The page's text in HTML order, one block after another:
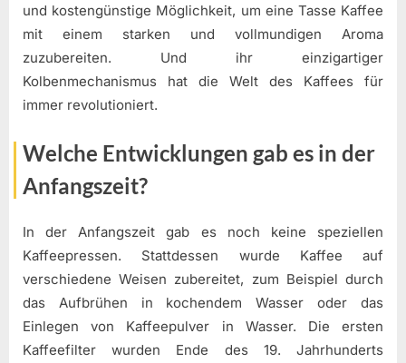
und kostengünstige Möglichkeit, um eine Tasse Kaffee
mit einem starken und vollmundigen Aroma
zuzubereiten. Und ihr einzigartiger
Kolbenmechanismus hat die Welt des Kaffees für
immer revolutioniert.
Welche Entwicklungen gab es in der
Anfangszeit?
In der Anfangszeit gab es noch keine speziellen
Kaffeepressen. Stattdessen wurde Kaffee auf
verschiedene Weisen zubereitet, zum Beispiel durch
das Aufbrühen in kochendem Wasser oder das
Einlegen von Kaffeepulver in Wasser. Die ersten
Kaffeefilter wurden Ende des 19. Jahrhunderts